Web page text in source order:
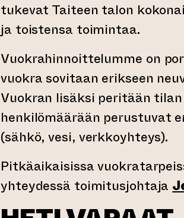
tukevat Taiteen talon
ja toistensa toimintaa.
Vuokrahinnoittelumme on
vuokra sovitaan erikseen
Vuokran lisäksi peritään
henkilömäärään perustuvat
(sähkö, vesi, verkkoyhteys).
Pitkäaikaisissa
yhteydessä toimitusjohtaja